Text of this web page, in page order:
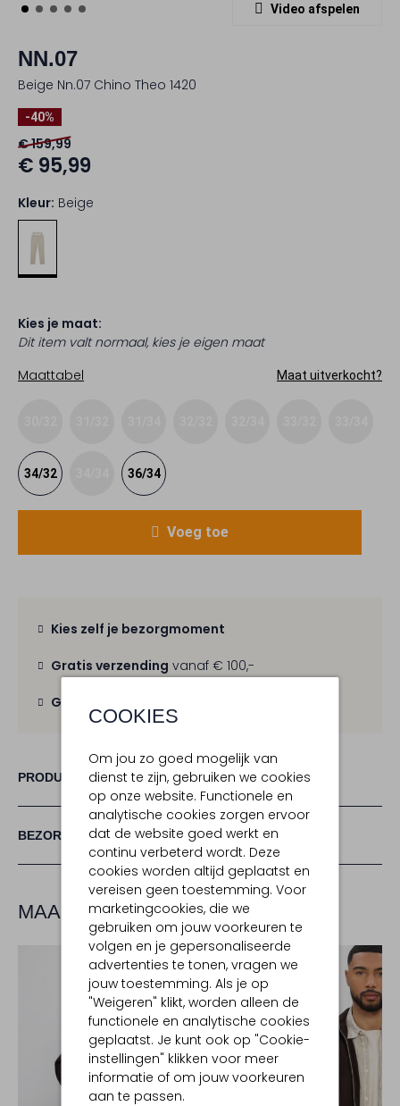
COOKIES
Om jou zo goed mogelijk van
dienst te zijn, gebruiken we cookies
op onze website. Functionele en
analytische cookies zorgen ervoor
dat de website goed werkt en
continu verbeterd wordt. Deze
cookies worden altijd geplaatst en
vereisen geen toestemming. Voor
marketingcookies, die we
gebruiken om jouw voorkeuren te
volgen en je gepersonaliseerde
advertenties te tonen, vragen we
jouw toestemming. Als je op
"Weigeren" klikt, worden alleen de
functionele en analytische cookies
geplaatst. Je kunt ook op "Cookie-
instellingen" klikken voor meer
informatie of om jouw voorkeuren
aan te passen.
Video afspelen
NN.07
Beige Nn.07 Chino Theo 1420
-40%
€ 159,99
€ 95,99
Kleur: Beige
Kies je maat:
Dit item valt normaal, kies je eigen maat
Maattabel
Maat uitverkocht?
34/32 36/34
Voeg toe
Kies zelf je bezorgmoment
Gratis verzending vanaf € 100,-
Gratis retour
PRODUCT INFORMATIE
BEZORGEN & RETOURNEREN
MAAK JE LOOK COMPLEET